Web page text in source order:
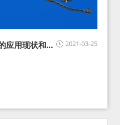
2021-03-25
应用现状和展